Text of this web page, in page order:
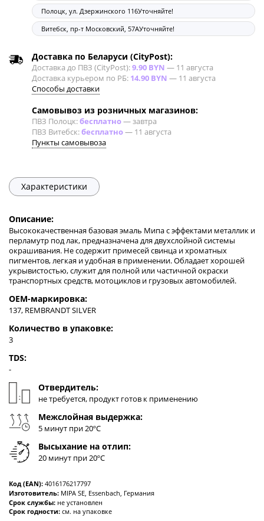
Полоцк, ул. Дзержинского 116Уточняйте!
Витебск, пр-т Московский, 57АУточняйте!
Доставка по Беларуси (CityPost):
Доставка до ПВЗ (CityPost):9.90 BYN — 11 августа
Доставка курьером по РБ: 14.90 BYN — 11 августа
Способы доставки
Самовывоз из розничных магазинов:
ПВЗ Полоцк:бесплатно—завтра
ПВЗ Витебск:бесплатно— 11 августа
Пункты самовывоза
Характеристики
Описание:
Высококачественная базовая эмаль Мипа с эффектами металлик и
перламутр под лак, предназначена для двухслойной системы
окрашивания. Не содержит примесей свинца и хроматных
пигментов, легкая и удобная в применении. Обладает хорошей
укрывистостью, служит для полной или частичной окраски
транспортных средств, мотоциклов и грузовых автомобилей.
OEM-маркировка:
137, REMBRANDT SILVER
Количество в упаковке:
3
TDS:
-
Отвердитель:
не требуется, продукт готов к применению
Межслойная выдержка:
5 минут при 20ºC
Высыхание на отлип:
20 минут при 20ºC
Код (EAN): 4016176217797
Изготовитель: MIPA SE, Essenbach, Германия
Срок службы: не установлен
Срок годности: см. на упаковке